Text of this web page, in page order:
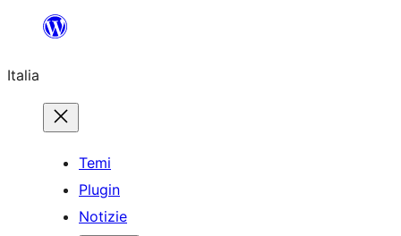
contenuto
Italia
Temi
Plugin
Notizie